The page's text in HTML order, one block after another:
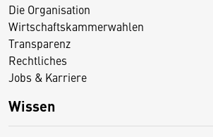
Die Organisation
Wirtschaftskammerwahlen
Transparenz
Rechtliches
Jobs & Karriere
Wissen